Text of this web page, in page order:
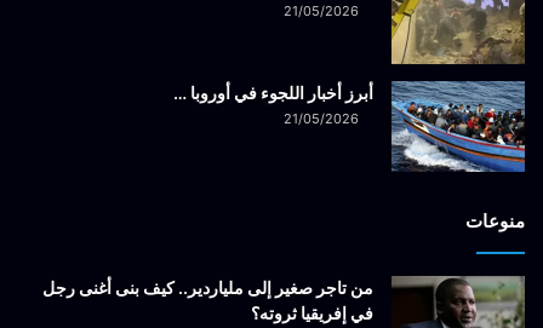
21/05/2026
أبرز أخبار اللجوء في أوروبا …
21/05/2026
منوعات
من تاجر صغير إلى ملياردير.. كيف بنى أغنى رجل
في إفريقيا ثروته؟